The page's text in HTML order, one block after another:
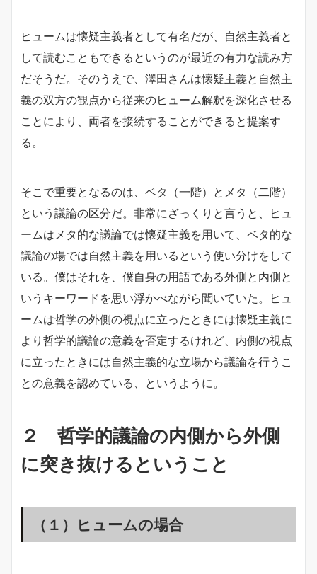
ヒュームは懐疑主義者として有名だが、自然主義者と
して読むこともできるというのが最近の有力な読み方
だそうだ。そのうえで、澤田さんは懐疑主義と自然主
義の双方の観点から従来のヒューム解釈を深化させる
ことにより、両者を接続することができると提案す
る。
そこで重要となるのは、ベタ（一階）とメタ（二階）
という議論の区分だ。非常にざっくりと言うと、ヒュ
ームはメタ的な議論では懐疑主義を用いて、ベタ的な
議論の場では自然主義を用いるという使い分けをして
いる。僕はそれを、僕自身の用語である外側と内側と
いうキーワードを思い浮かべながら聞いていた。ヒュ
ームは哲学の外側の視点に立ったときには懐疑主義に
より哲学的議論の意義を否定するけれど、内側の視点
に立ったときには自然主義的な立場から議論を行うこ
との意義を認めている、というように。
２ 哲学的議論の内側から外側
に突き抜けるということ
（１）ヒュームの場合